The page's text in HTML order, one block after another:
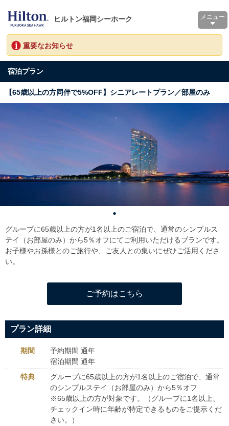
ヒルトン福岡シーホーク メニュー
重要なお知らせ
宿泊プラン
【65歳以上の方同伴で5%OFF】シニアレートプラン／部屋のみ
グループに65歳以上の方が1名以上のご宿泊で、通常のシンプルス
テイ（お部屋のみ）から5％オフにてご利用いただけるプランです。
お子様やお孫様とのご旅行や、ご友人との集いにぜひご活用くださ
い。
ご予約はこちら
プラン詳細
期間
予約期間 通年
宿泊期間 通年
特典
グループに65歳以上の方が1名以上のご宿泊で、通常
のシンプルステイ（お部屋のみ）から5％オフ
※65歳以上の方が対象です。（グループに1名以上、
チェックイン時に年齢が特定できるものをご提示くだ
さい。）